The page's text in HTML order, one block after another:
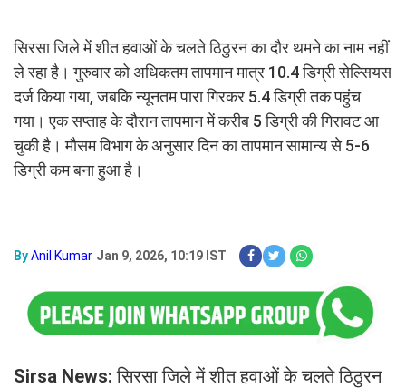
सिरसा जिले में शीत हवाओं के चलते ठिठुरन का दौर थमने का नाम नहीं
ले रहा है। गुरुवार को अधिकतम तापमान मात्र 10.4 डिग्री सेल्सियस
दर्ज किया गया, जबकि न्यूनतम पारा गिरकर 5.4 डिग्री तक पहुंच
गया। एक सप्ताह के दौरान तापमान में करीब 5 डिग्री की गिरावट आ
चुकी है। मौसम विभाग के अनुसार दिन का तापमान सामान्य से 5-6
डिग्री कम बना हुआ है।
ByAnil Kumar Jan 9, 2026, 10:19 IST
Sirsa News:सिरसा जिले में शीत हवाओं के चलते ठिठुरन